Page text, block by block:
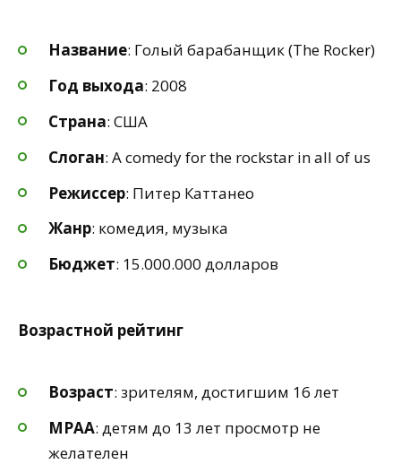
Название: Голый барабанщик (The Rocker)
Год выхода: 2008
Страна: США
Слоган: A comedy for the rockstar in all of us
Режиссер: Питер Каттанео
Жанр: комедия, музыка
Бюджет: 15.000.000 долларов
Возрастной рейтинг
Возраст: зрителям, достигшим 16 лет
MPAA: детям до 13 лет просмотр не
желателен